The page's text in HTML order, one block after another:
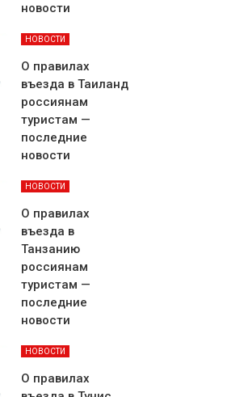
новости
НОВОСТИ
О правилах
въезда в Таиланд
россиянам
туристам —
последние
новости
НОВОСТИ
О правилах
въезда в
Танзанию
россиянам
туристам —
последние
новости
НОВОСТИ
О правилах